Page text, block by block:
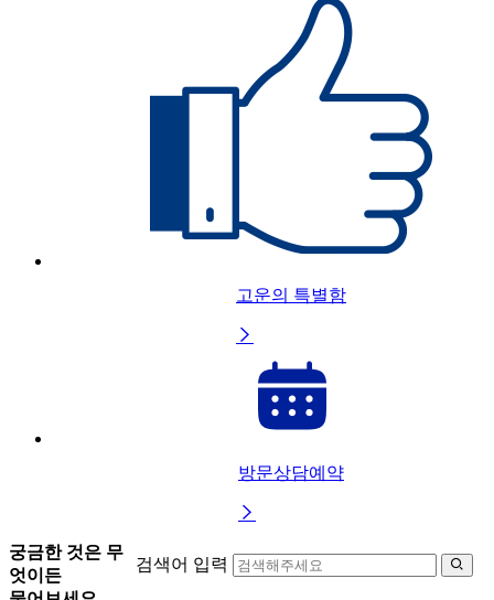
고운의 특별함

방문상담예약

궁금한 것은 무
엇이든
검색어 입력 